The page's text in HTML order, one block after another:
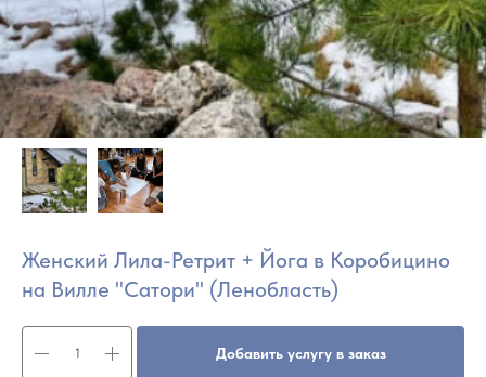
Женский Лила-Ретрит + Йога в Коробицино
на Вилле "Сатори" (Ленобласть)
Добавить услугу в заказ